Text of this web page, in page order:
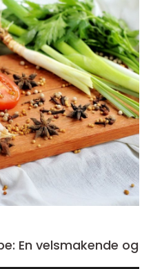
En velsmakende og